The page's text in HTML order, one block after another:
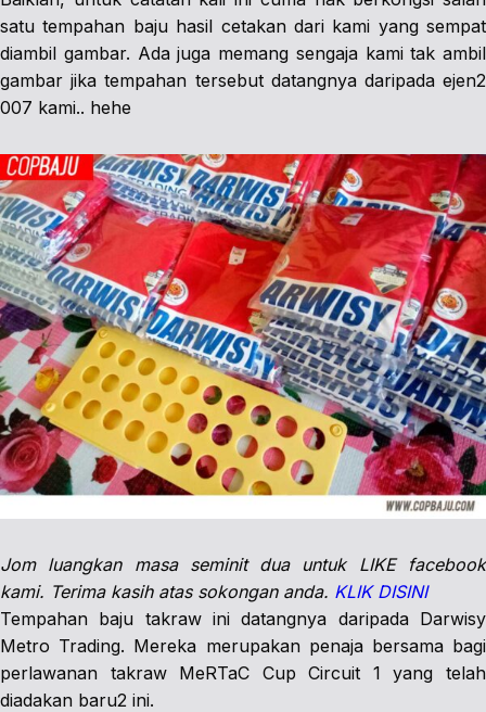
satu tempahan baju hasil cetakan dari kami yang sempat
diambil gambar. Ada juga memang sengaja kami tak ambil
gambar jika tempahan tersebut datangnya daripada ejen2
007 kami.. hehe
Jom luangkan masa seminit dua untuk LIKE facebook
kami. Terima kasih atas sokongan anda. KLIK DISINI
Tempahan baju takraw ini datangnya daripada Darwisy
Metro Trading. Mereka merupakan penaja bersama bagi
perlawanan takraw MeRTaC Cup Circuit 1 yang telah
diadakan baru2 ini.